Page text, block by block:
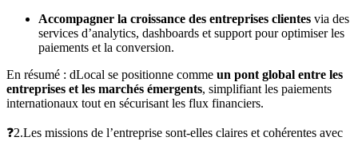
Accompagner la croissance des entreprises clientes via des
services d’analytics, dashboards et support pour optimiser les
paiements et la conversion.
En résumé : dLocal se positionne comme un pont global entre les
entreprises et les marchés émergents, simplifiant les paiements
internationaux tout en sécurisant les flux financiers.
❓2.Les missions de l’entreprise sont-elles claires et cohérentes avec